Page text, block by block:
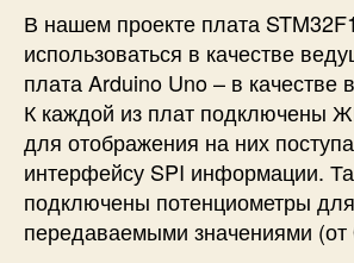
В нашем проекте плата
использоваться в качестве
плата Arduino Uno – в качестве
К каждой из плат подключены
для отображения на них
интерфейсу SPI информации.
подключены потенциометры
передаваемыми значениями (от